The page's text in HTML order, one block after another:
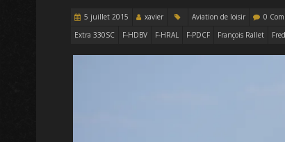
5 juillet 2015 xavier Aviation de loisir 0
Extra 330SC
F-HDBV F-HRAL F-PDCF François Rallet